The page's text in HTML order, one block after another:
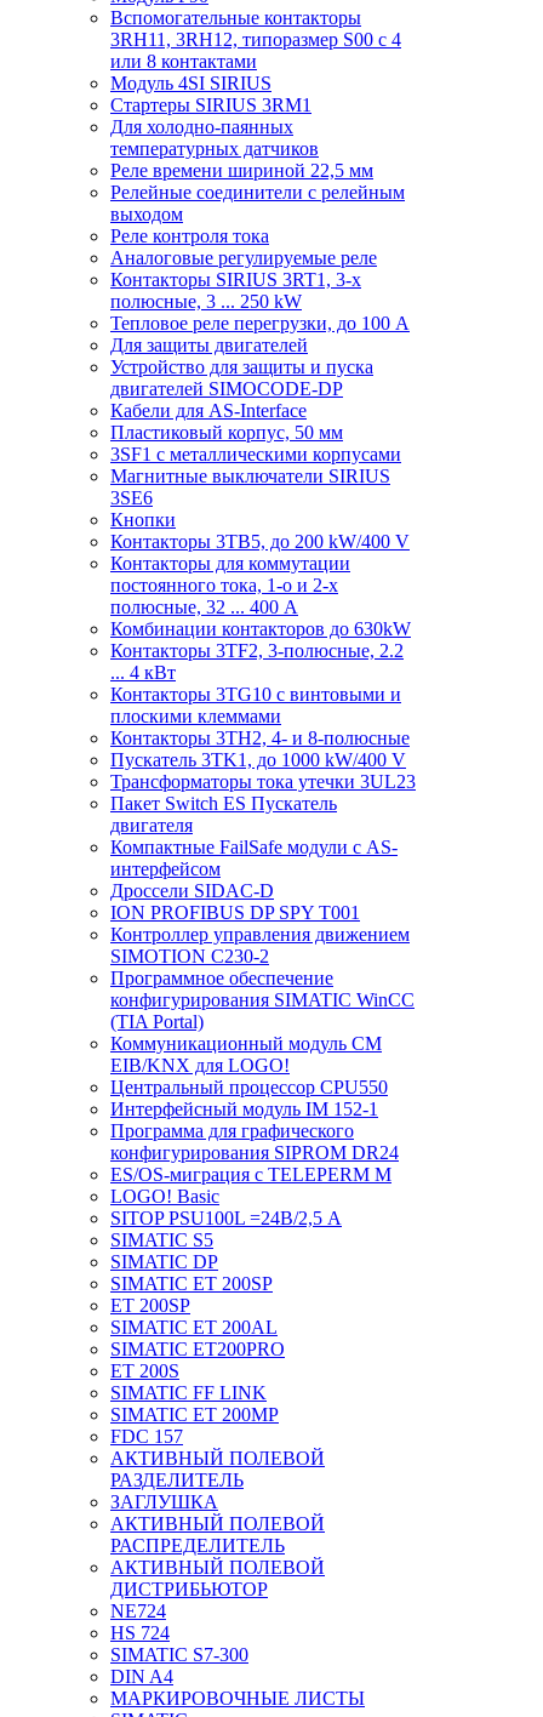
Вспомогательные контакторы
3RH11, 3RH12, типоразмер S00 с 4
или 8 контактами
Модуль 4SI SIRIUS
Стартеры SIRIUS 3RM1
Для холодно-паянных
температурных датчиков
Реле времени шириной 22,5 мм
Релейные соединители с релейным
выходом
Реле контроля тока
Аналоговые регулируемые реле
Контакторы SIRIUS 3RT1, 3-х
полюсные, 3 ... 250 kW
Тепловое реле перегрузки, до 100 A
Для защиты двигателей
Устройство для защиты и пуска
двигателей SIMOCODE-DP
Кабели для AS-Interface
Пластиковый корпус, 50 мм
3SF1 с металлическими корпусами
Магнитные выключатели SIRIUS
3SE6
Кнопки
Контакторы 3TB5, до 200 kW/400 V
Контакторы для коммутации
постоянного тока, 1-о и 2-х
полюсные, 32 ... 400 A
Комбинации контакторов до 630kW
Контакторы 3TF2, 3-полюсные, 2.2
... 4 кВт
Контакторы 3TG10 c винтовыми и
плоскими клеммами
Контакторы 3TH2, 4- и 8-полюсные
Пускатель 3TK1, до 1000 kW/400 V
Трансформаторы тока утечки 3UL23
Пакет Switch ES Пускатель
двигателя
Компактные FailSafe модули с AS-
интерфейсом
Дроссели SIDAC-D
ION PROFIBUS DP SPY T001
Контроллер управления движением
SIMOTION C230-2
Программное обеспечение
конфигурирования SIMATIC WinCC
(TIA Portal)
Коммуникационный модуль CM
EIB/KNX для LOGO!
Центральный процессор CPU550
Интерфейсный модуль IM 152-1
Программа для графического
конфигурирования SIPROM DR24
ES/OS-миграция с TELEPERM M
LOGO! Basic
SITOP PSU100L =24В/2,5 A
SIMATIC S5
SIMATIC DP
SIMATIC ET 200SP
ET 200SP
SIMATIC ET 200AL
SIMATIC ET200PRO
ET 200S
SIMATIC FF LINK
SIMATIC ET 200MP
FDC 157
АКТИВНЫЙ ПОЛЕВОЙ
РАЗДЕЛИТЕЛЬ
ЗАГЛУШКА
АКТИВНЫЙ ПОЛЕВОЙ
РАСПРЕДЕЛИТЕЛЬ
АКТИВНЫЙ ПОЛЕВОЙ
ДИСТРИБЬЮТОР
NE724
HS 724
SIMATIC S7-300
DIN A4
МАРКИРОВОЧНЫЕ ЛИСТЫ